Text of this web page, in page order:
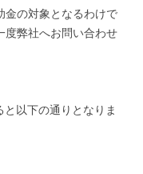
金の対象となるわけで
度弊社へお問い合わせ
以下の通りとなりま